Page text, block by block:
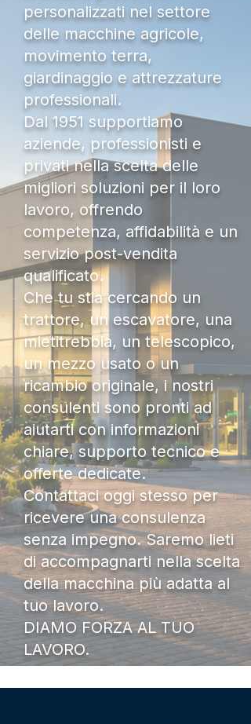
personalizzati nel settore
delle macchine agricole,
movimento terra,
giardinaggio e attrezzature
professionali.
Dal 1951 supportiamo
aziende, professionisti e
privati nella scelta delle
migliori soluzioni per il loro
lavoro, offrendo
competenza, affidabilità e un
servizio post-vendita
qualificato.
Che tu stia cercando un
trattore, un escavatore, una
mietitrebbia, un telescopico,
un mezzo usato o un
ricambio originale, i nostri
consulenti sono pronti ad
aiutarti con informazioni
chiare, supporto tecnico e
offerte dedicate.
Contattaci oggi stesso per
ricevere una consulenza
senza impegno. Saremo lieti
di accompagnarti nella scelta
della macchina più adatta al
tuo lavoro.
DIAMO FORZA AL TUO
LAVORO.